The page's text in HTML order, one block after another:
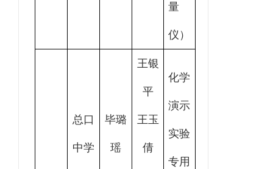
量
仪）
总口
中学
毕璐
瑶
王银
平
王玉
倩
化学
演示
实验
专用